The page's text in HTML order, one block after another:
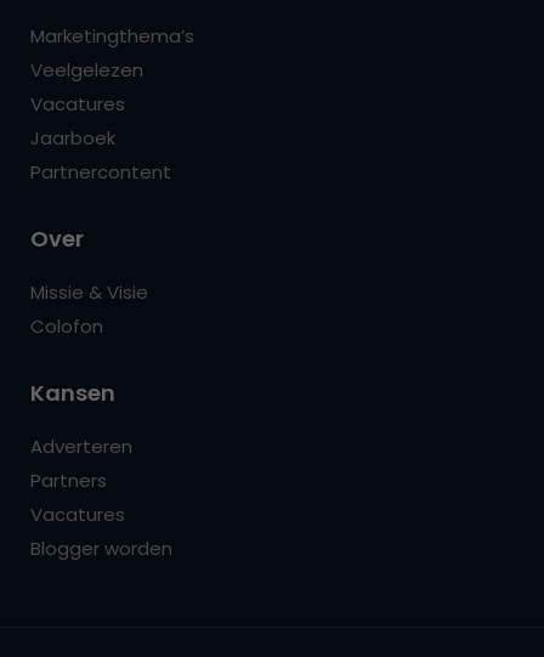
Marketingthema’s
Veelgelezen
Vacatures
Jaarboek
Partnercontent
Over
Missie & Visie
Colofon
Kansen
Adverteren
Partners
Vacatures
Blogger worden